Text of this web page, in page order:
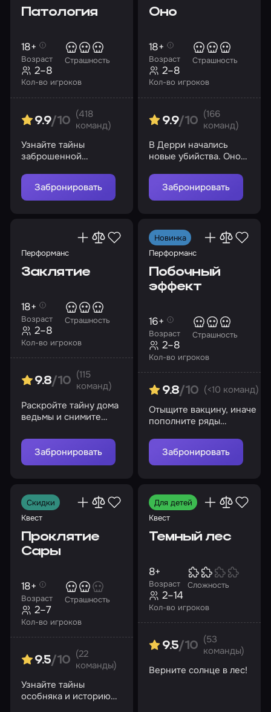
Патология
Возраст
18+
Страшность
Кол-во игроков
2–8
9.9/10
(418
команд)
Узнайте тайны
заброшенной
больницы и не
сойдите с ума в ее
стенах
Забронировать
Оно
Возраст
18+
Страшность
Кол-во игроков
2–8
9.9/10
(166
команд)
В Дерри начались
новые убийства. Оно
Забронировать
Перформанс
Заклятие
Возраст
18+
Страшность
Кол-во игроков
2–8
9.8/10
(115
команд)
Раскройте тайну дома
ведьмы и снимите
Забронировать
Новинка
Перформанс
Побочный
эффект
Возраст
16+
Страшность
Кол-во игроков
2–8
9.8/10 (<10 команд)
Отыщите вакцину, иначе
пополните ряды
Забронировать
Скидки
Квест
Проклятие
Сары
Возраст
18+
Страшность
Кол-во игроков
2–7
9.5/10
(22
команды)
Узнайте тайны
особняка и историю
Для детей
Квест
Темный лес
Возраст
8+
Сложность
Кол-во игроков
2–14
9.5/10
(53
команды)
Верните солнце в лес!